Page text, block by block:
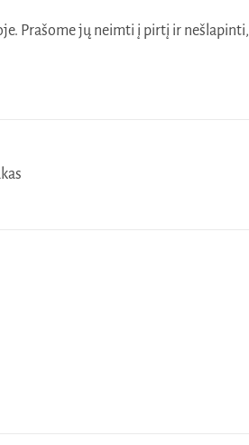
Prašome jų neimti į pirtį ir